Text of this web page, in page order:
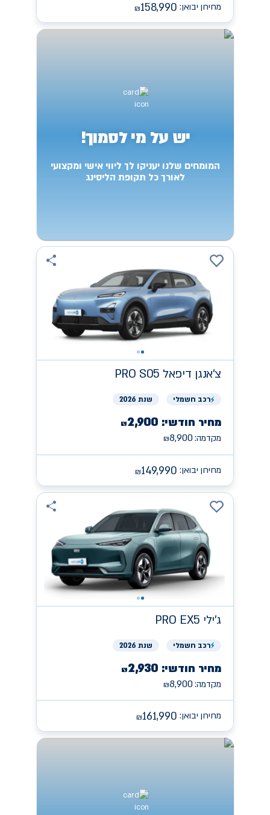
מחירון יבואן: ₪158,990
יש על מי לסמוך!
המומחים שלנו יעניקו לך ליווי אישי ומקצועי
לאורך כל תקופת הליסינג
צ'אנגן PRO S05 דיפאל
רכב חשמלי שנת 2026
מחיר חודשי: ₪2,900
מקדמה: ₪8,900
מחירון יבואן: ₪149,990
ג'ילי PRO EX5
רכב חשמלי שנת 2026
מחיר חודשי: ₪2,930
מקדמה: ₪8,900
מחירון יבואן: ₪161,990